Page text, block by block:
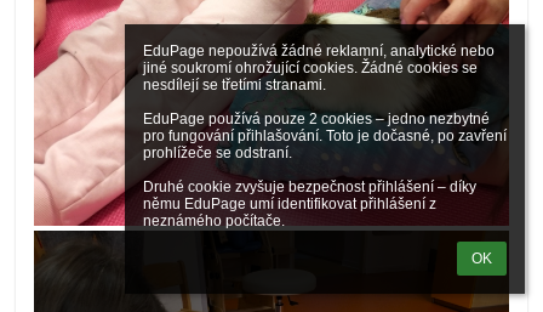
EduPage nepoužívá žádné reklamní, analytické nebo
jiné soukromí ohrožující cookies. Žádné cookies se
nesdílejí se třetími stranami.
EduPage používá pouze 2 cookies – jedno nezbytné
pro fungování přihlašování. Toto je dočasné, po zavření
prohlížeče se odstraní.
Druhé cookie zvyšuje bezpečnost přihlášení – díky
němu EduPage umí identifikovat přihlášení z
neznámého počítače.
OK